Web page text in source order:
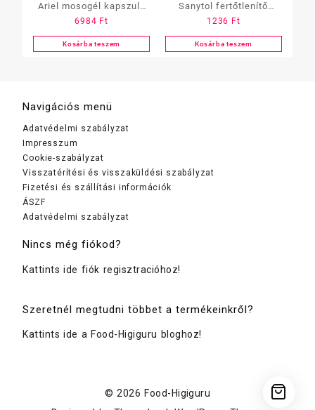
Ariel mosogél kapszula
All in One, 60 db-os,
color
6984 Ft
Kosárba teszem
Sanytol fertőtlenítő
mosóadalék 500 ml
1236 Ft
Kosárba teszem
Navigációs menü
Adatvédelmi szabályzat
Impresszum
Cookie-szabályzat
Visszatérítési és visszaküldési szabályzat
Fizetési és szállítási információk
ÁSZF
Adatvédelmi szabályzat
Nincs még fiókod?
Kattints ide fiók regisztracióhoz!
Szeretnél megtudni többet a termékeinkről?
Kattints ide a Food-Higiguru bloghoz!
© 2026 Food-Higiguru